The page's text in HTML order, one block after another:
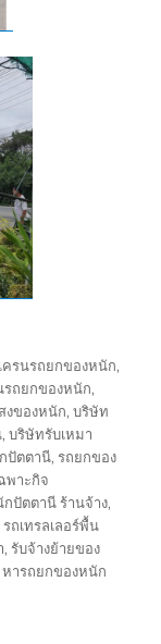
ครนรถยกของหนัก,
รถยกของหนัก,
งของหนัก,บริษัท
,บริษัทรับเหมา
ปัตตานี,รถยกของ
พาะกิจ
ปัตตานี ร้านจ้าง,
รถเทรลเลอร์พื้น
,รับจ้างย้ายของ
หารถยกของหนัก